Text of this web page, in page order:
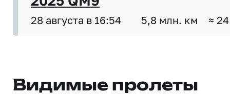
28 августа в 16:54 5,8 млн. км ≈
Видимые пролеты